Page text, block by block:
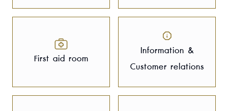
First aid room
Information &
Customer relations